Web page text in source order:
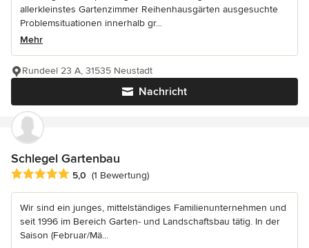
allerkleinstes Gartenzimmer Reihenhausgärten ausgesuchte
Problemsituationen innerhalb gr...
Mehr
Nachricht
Rundeel 23 A, 31535 Neustadt
Schlegel Gartenbau
Durchschnittliche Bewertung: 5 von 5 Sternen
5,0 (1 Bewertung)
Wir sind ein junges, mittelständiges Familienunternehmen und
seit 1996 im Bereich Garten- und Landschaftsbau tätig. In der
Saison (Februar/Mä...